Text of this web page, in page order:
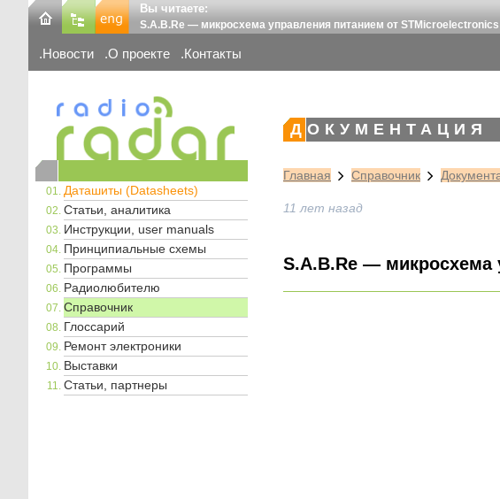
Вы читаете:
S.A.B.Re — микросхема управления питанием от STMicroelectronics
Новости О проекте Контакты
Даташиты (Datasheets)
Статьи, аналитика
Инструкции, user manuals
Принципиальные схемы
Программы
Радиолюбителю
Справочник
Глоссарий
Ремонт электроники
Выставки
Статьи, партнеры
ДОКУМЕНТАЦИЯ
Главная Справочник
11 лет назад
S.A.B.Re — микросхема